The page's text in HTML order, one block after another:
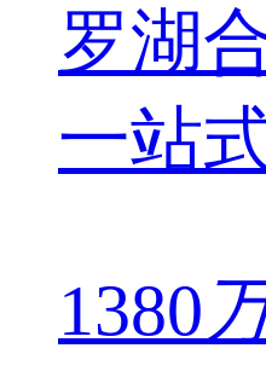
罗湖
一站
1380